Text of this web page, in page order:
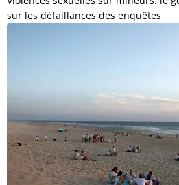
sur les défaillances des enquêtes